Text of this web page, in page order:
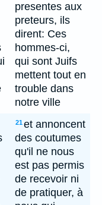
presentes aux
preteurs, ils
dirent: Ces
hommes-ci,
qui sont Juifs
mettent tout en
trouble dans
notre ville
21et annoncent
des coutumes
qu'il ne nous
est pas permis
de recevoir ni
de pratiquer, à